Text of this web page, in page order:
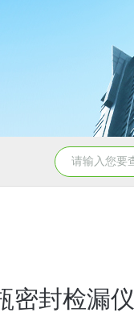
密封检漏仪